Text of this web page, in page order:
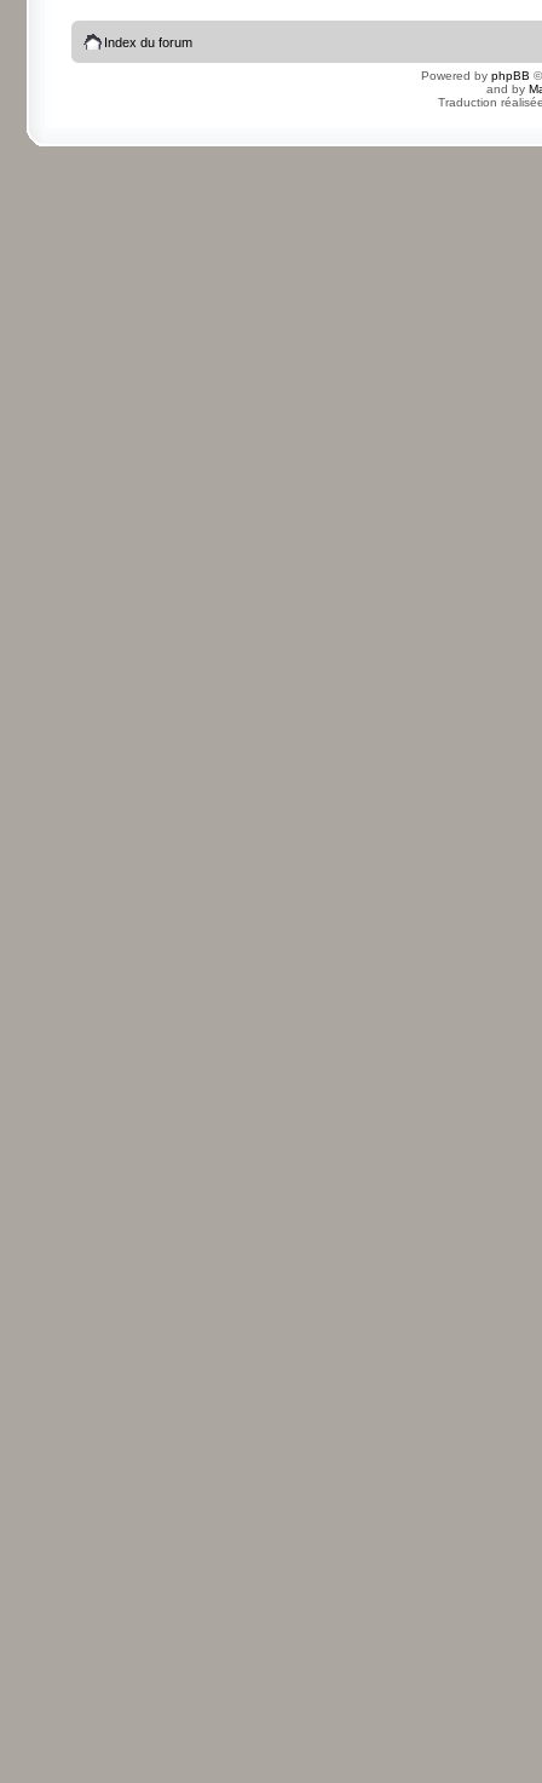
Index du forum
Powered by phpBB
and by
Traduction